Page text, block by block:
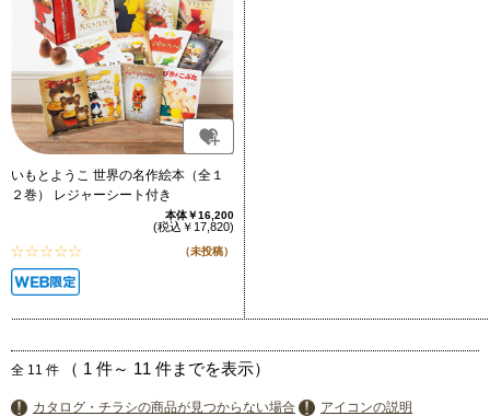
いもとようこ 世界の名作絵本（全１
２巻） レジャーシート付き
本体￥16,200
(税込￥17,820)
（未投稿）
全 11 件 （ 1 件～ 11 件までを表示）
カタログ・チラシの商品が見つからない場合 アイコンの説明